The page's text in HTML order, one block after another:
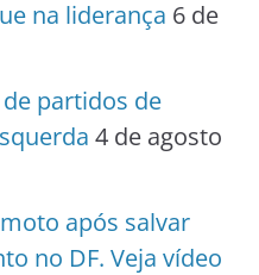
na liderança 6 de
partidos de
4 de agosto
após salvar
no DF. Veja vídeo